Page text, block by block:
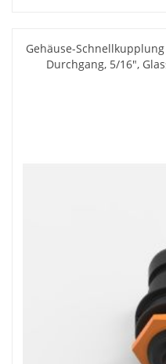
Gehäuse-
Durchgang, 5/16",